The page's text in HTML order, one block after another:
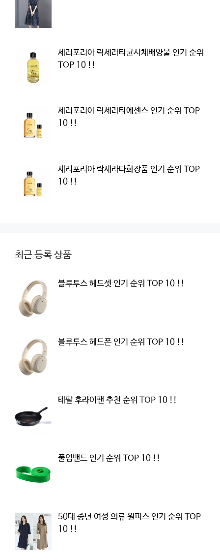
세리포리아 락세라타균사체배양물 인기 순위
TOP 10 !!
세리포리아 락세라타에센스 인기 순위 TOP
10 !!
세리포리아 락세라타화장품 인기 순위 TOP
10 !!
최근 등록 상품
블루투스 헤드셋 인기 순위 TOP 10 !!
블루투스 헤드폰 인기 순위 TOP 10 !!
테팔 후라이팬 추천 순위 TOP 10 !!
풀업밴드 인기 순위 TOP 10 !!
50대 중년 여성 의류 원피스 인기 순위 TOP
10 !!